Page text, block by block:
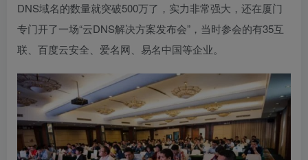
DNS域名的数量就突破500万了，实力非常强大，还在厦门
专门开了一场“云DNS解决方案发布会”，当时参会的有35互
联、百度云安全、爱名网、易名中国等企业。